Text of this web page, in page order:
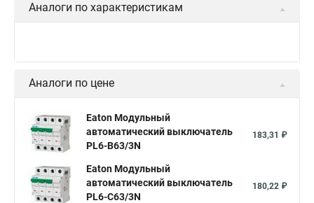
Аналоги по характеристикам
Аналоги по цене
Eaton Модульный
автоматический выключатель
PL6-B63/3N
183,31 ₽
Eaton Модульный
автоматический выключатель
PL6-C63/3N
180,22 ₽